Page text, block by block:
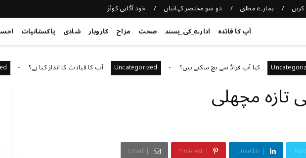
ہمارے مطلق دو سو مختصر کہانیاں خود آگاہی کوئز
آپ کا فائدہ ادارے_کی_پسند صحت مزاح کاروبار شادی پاکستانیات
کیا آپ فراڈ سے بچ سکتے ہیں؟ Uncategorized آپ کا قیادت کا انداز کیا ہے؟
تازہ مچھلی
Linkedin
Pinterest
Email